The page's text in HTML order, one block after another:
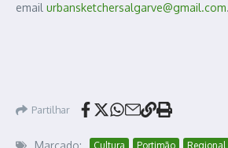
email urbansketchersalgarve@gmail.com.
Partilhar
Marcado: Cultura Portimão Regional